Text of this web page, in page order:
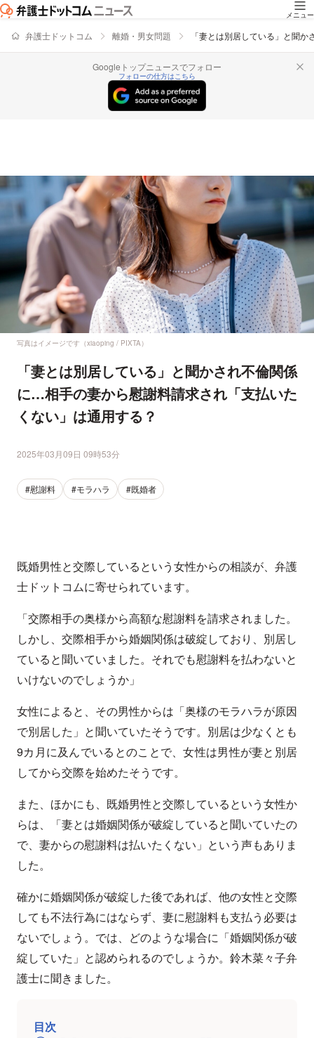
メニュー
弁護士ドットコム 離婚・男女問題 「妻とは別居している」と聞
Googleトップニュースでフォロー
フォローの仕方はこちら
写真はイメージです（xiaoping / PIXTA）
「妻とは別居している」と聞かされ不倫関係
に…相手の妻から慰謝料請求され「支払いた
くない」は通用する？
2025年03月09日 09時53分
#慰謝料 #モラハラ #既婚者
既婚男性と交際しているという女性からの相談が、弁護
士ドットコムに寄せられています。
「交際相手の奥様から高額な慰謝料を請求されました。
しかし、交際相手から婚姻関係は破綻しており、別居し
ていると聞いていました。それでも慰謝料を払わないと
いけないのでしょうか」
女性によると、その男性からは「奥様のモラハラが原因
で別居した」と聞いていたそうです。別居は少なくとも
9カ月に及んでいるとのことで、女性は男性が妻と別居
してから交際を始めたそうです。
また、ほかにも、既婚男性と交際しているという女性か
らは、「妻とは婚姻関係が破綻していると聞いていたの
で、妻からの慰謝料は払いたくない」という声もありま
した。
確かに婚姻関係が破綻した後であれば、他の女性と交際
しても不法行為にはならず、妻に慰謝料も支払う必要は
ないでしょう。では、どのような場合に「婚姻関係が破
綻していた」と認められるのでしょうか。鈴木菜々子弁
護士に聞きました。
目次